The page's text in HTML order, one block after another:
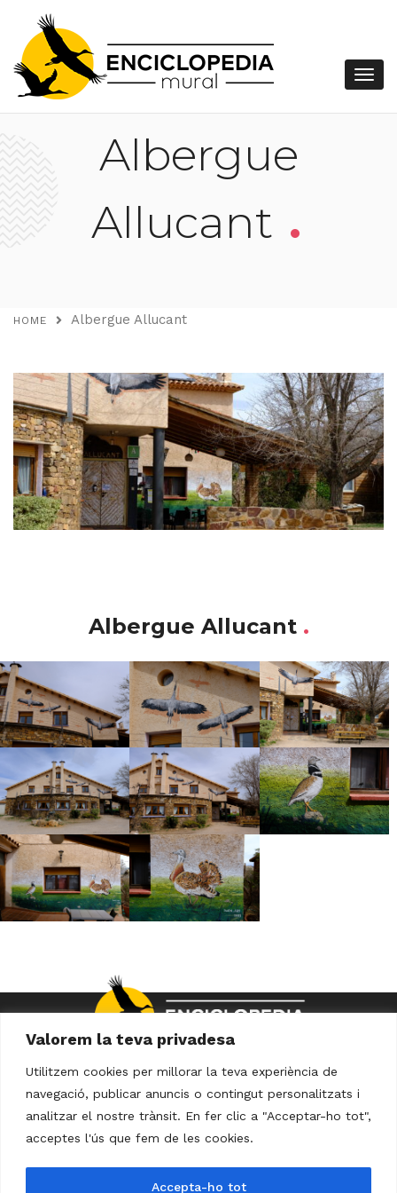
Valorem la teva privadesa
Utilitzem cookies per millorar la teva experiència de
navegació, publicar anuncis o contingut personalitzats i
analitzar el nostre trànsit. En fer clic a "Acceptar-ho tot",
acceptes l'ús que fem de les cookies.
Accepta-ho tot
Albergue
Allucant .
HOME Albergue Allucant
Albergue Allucant .
Avís Legal Política de Privacitat